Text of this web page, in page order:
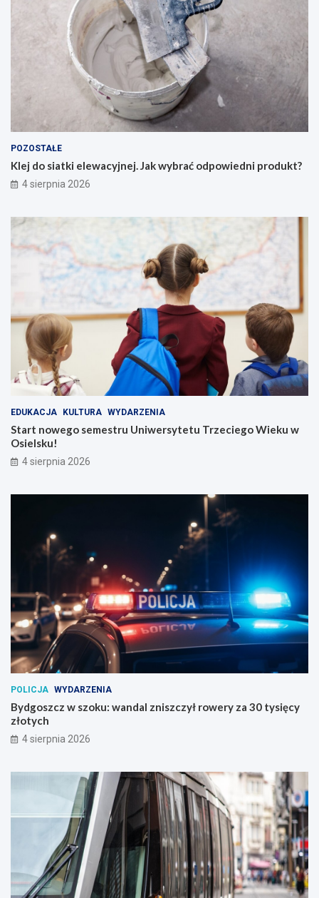
POZOSTAŁE
Klej do siatki elewacyjnej. Jak wybrać odpowiedni produkt?
4 sierpnia 2026
EDUKACJA KULTURA WYDARZENIA
Start nowego semestru Uniwersytetu Trzeciego Wieku w
Osielsku!
4 sierpnia 2026
POLICJA WYDARZENIA
Bydgoszcz w szoku: wandal zniszczył rowery za 30 tysięcy
złotych
4 sierpnia 2026